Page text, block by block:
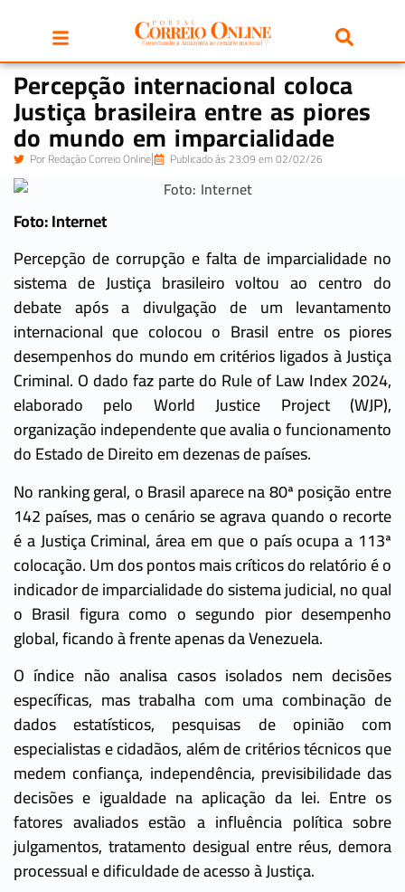
Percepção internacional coloca
Justiça brasileira entre as piores
do mundo em imparcialidade
PorRedação Correio Online Publicado às 23:09 em 02/02/26
Foto: Internet
Percepção de corrupção e falta de imparcialidade no
sistema de Justiça brasileiro voltou ao centro do
debate após a divulgação de um levantamento
internacional que colocou o Brasil entre os piores
desempenhos do mundo em critérios ligados à Justiça
Criminal. O dado faz parte do Rule of Law Index 2024,
elaborado pelo World Justice Project (WJP),
organização independente que avalia o funcionamento
do Estado de Direito em dezenas de países.
No ranking geral, o Brasil aparece na 80ª posição entre
142 países, mas o cenário se agrava quando o recorte
é a Justiça Criminal, área em que o país ocupa a 113ª
colocação. Um dos pontos mais críticos do relatório é o
indicador de imparcialidade do sistema judicial, no qual
o Brasil figura como o segundo pior desempenho
global, ficando à frente apenas da Venezuela.
O índice não analisa casos isolados nem decisões
específicas, mas trabalha com uma combinação de
dados estatísticos, pesquisas de opinião com
especialistas e cidadãos, além de critérios técnicos que
medem confiança, independência, previsibilidade das
decisões e igualdade na aplicação da lei. Entre os
fatores avaliados estão a influência política sobre
julgamentos, tratamento desigual entre réus, demora
processual e dificuldade de acesso à Justiça.